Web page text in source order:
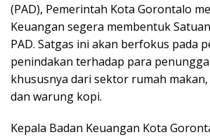
(PAD), Pemerintah Kota Gorontalo
Keuangan segera membentuk
PAD. Satgas ini akan berfokus pada
penindakan terhadap para
khususnya dari sektor rumah
dan warung kopi.
Kepala Badan Keuangan Kota